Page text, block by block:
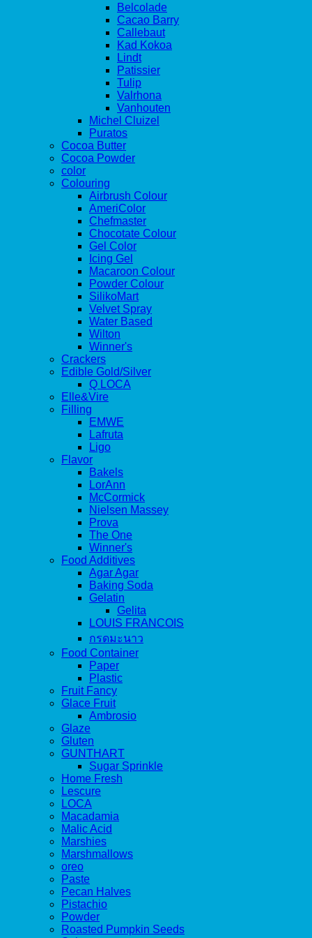
Belcolade
Cacao Barry
Callebaut
Kad Kokoa
Lindt
Patissier
Tulip
Valrhona
Vanhouten
Michel Cluizel
Puratos
Cocoa Butter
Cocoa Powder
color
Colouring
Airbrush Colour
AmeriColor
Chefmaster
Chocotate Colour
Gel Color
Icing Gel
Macaroon Colour
Powder Colour
SilikoMart
Velvet Spray
Water Based
Wilton
Winner's
Crackers
Edible Gold/Silver
Q LOCA
Elle&Vire
Filling
EMWE
Lafruta
Ligo
Flavor
Bakels
LorAnn
McCormick
Nielsen Massey
Prova
The One
Winner's
Food Additives
Agar Agar
Baking Soda
Gelatin
Gelita
LOUIS FRANCOIS
กรดมะนาว
Food Container
Paper
Plastic
Fruit Fancy
Glace Fruit
Ambrosio
Glaze
Gluten
GUNTHART
Sugar Sprinkle
Home Fresh
Lescure
LOCA
Macadamia
Malic Acid
Marshies
Marshmallows
oreo
Paste
Pecan Halves
Pistachio
Powder
Roasted Pumpkin Seeds